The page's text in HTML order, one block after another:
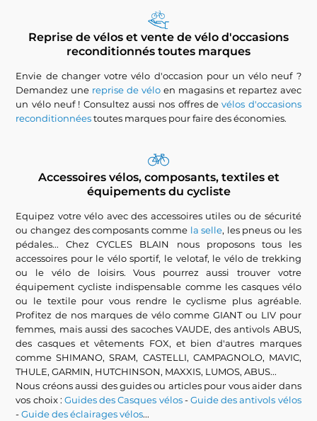
Reprise de vélos et vente de vélo d'occasions
reconditionnés toutes marques
Envie de changer votre vélo d'occasion pour un vélo neuf ?
Demandez une reprise de vélo en magasins et repartez avec
un vélo neuf ! Consultez aussi nos offres devélos d'occasions
reconditionnéestoutes marques pour faire des économies.
Accessoires vélos, composants, textiles et
équipements du cycliste
Equipez votre vélo avec des accessoires utiles ou de sécurité
ou changez des composants comme la selle, les pneus ou les
pédales... Chez CYCLES BLAIN nous proposons tous les
accessoires pour le vélo sportif, le velotaf, le vélo de trekking
ou le vélo de loisirs. Vous pourrez aussi trouver votre
équipement cycliste indispensable comme les casques vélo
ou le textile pour vous rendre le cyclisme plus agréable.
Profitez de nos marques de vélo comme GIANT ou LIV pour
femmes, mais aussi des sacoches VAUDE, des antivols ABUS,
des casques et vêtements FOX, et bien d'autres marques
comme SHIMANO, SRAM, CASTELLI, CAMPAGNOLO, MAVIC,
THULE, GARMIN, HUTCHINSON, MAXXIS, LUMOS, ABUS...
Nous créons aussi des guides ou articles pour vous aider dans
vos choix :Guides des Casques vélos-Guide des antivols vélos
-Guide des éclairages vélos...